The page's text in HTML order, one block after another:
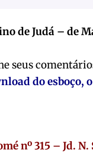
de Judá – de
seus
do esboço,
nº 315 – Jd.